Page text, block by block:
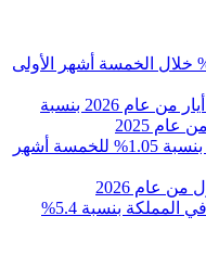
الصادرات الوطنية بنسبة 5.8% خلال الخمسة أشهر الأولى
نمو كميات الإنتاج الصناعي لشهر أيار من عام 2026 بنسبة
ارتفاع أسعار المنتجين الصناعيين بنسبة 1.05% للخمسة أشهر
بنسبة 5.4%